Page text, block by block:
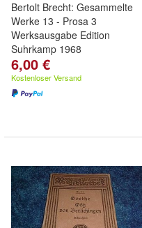
Bertolt Brecht: Gesammelte
Werke 13 - Prosa 3
Werksausgabe Edition
Suhrkamp 1968
6,00 €
Kostenloser Versand